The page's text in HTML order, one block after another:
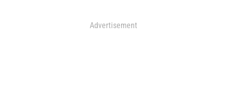
Advertisement